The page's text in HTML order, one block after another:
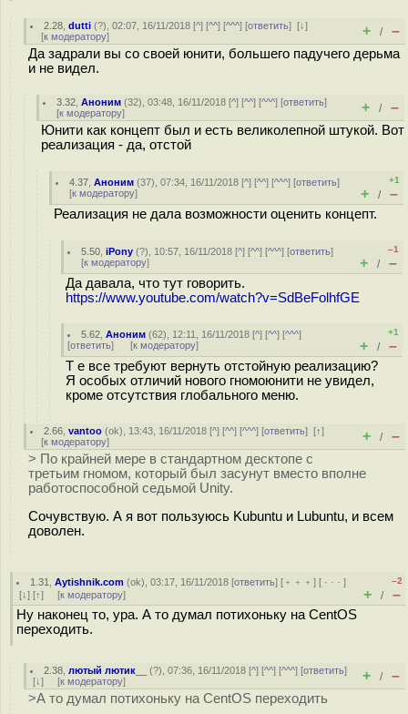
2.28 ,dutti (?), 02:07, 16/11/2018 [^] [^^] [^^^] [ответить][↓]
[к модератору] + / –
Да задрали вы со своей юнити, большего падучего дерьма
и не видел.
3.32 ,Аноним (32), 03:48, 16/11/2018 [^] [^^] [^^^] [ответить]
[к модератору] + / –
Юнити как концепт был и есть великолепной штукой. Вот
реализация - да, отстой
4.37 ,Аноним (37), 07:34, 16/11/2018 [^] [^^] [^^^] [ответить]
[к модератору]
+1
+ / –
Реализация не дала возможности оценить концепт.
5.50 ,iPony (?), 10:57, 16/11/2018 [^] [^^] [^^^] [ответить]
[к модератору]
–1
+ / –
Да давала, что тут говорить.
https://www.youtube.com/watch?v=SdBeFolhfGE
5.62 ,Аноним (62), 12:11, 16/11/2018 [^] [^^] [^^^]
[ответить] [к модератору]
+1
+ / –
Т е все требуют вернуть отстойную реализацию?
Я особых отличий нового гномоюнити не увидел,
кроме отсутствия глобального меню.
2.66 ,vantoo (ok), 13:43, 16/11/2018 [^] [^^] [^^^] [ответить][↑]
[к модератору] + / –
> По крайней мере в стандартном десктопе с
третьим гномом, который был засунут вместо вполне
работоспособной седьмой Unity.
Сочувствую. А я вот пользуюсь Kubuntu и Lubuntu, и всем
доволен.
1.31 ,Aytishnik.com (ok), 03:17, 16/11/2018 [ответить] [ ﹢﹢﹢] [ · · ·]
[↓] [↑] [к модератору]
–2
+ / –
Ну наконец то, ура. А то думал потихоньку на CentOS
переходить.
2.38 ,лютый лютик__ (?), 07:36, 16/11/2018 [^] [^^] [^^^] [ответить]
[↓] [к модератору] + / –
>А то думал потихоньку на CentOS переходить